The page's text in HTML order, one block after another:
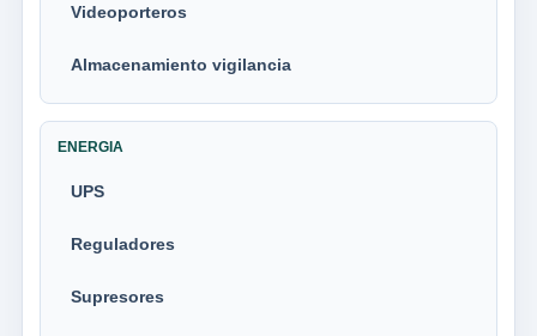
Videoporteros
Almacenamiento vigilancia
ENERGIA
UPS
Reguladores
Supresores